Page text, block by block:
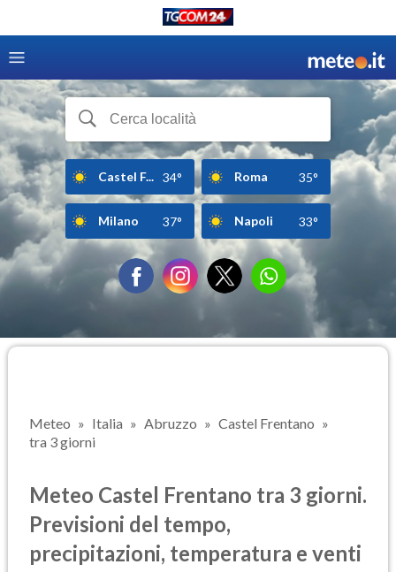
Castel F... 34° Roma 35°
Milano 37° Napoli 33°
Meteo Italia Abruzzo
Castel Frentano
tra 3 giorni
Meteo Castel Frentano tra 3 giorni.
Previsioni del tempo,
precipitazioni, temperatura e venti